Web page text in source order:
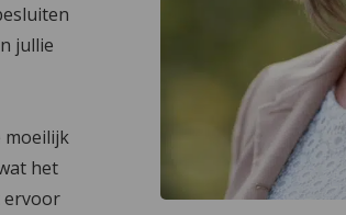
jullie
moeilijk
het
ervoor